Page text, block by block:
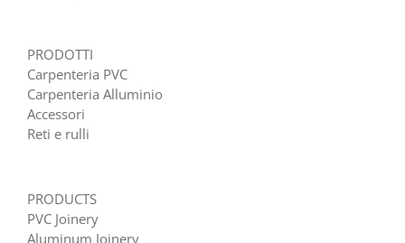
PRODOTTI
Carpenteria PVC
Carpenteria Alluminio
Accessori
Reti e rulli
PRODUCTS
PVC Joinery
Aluminum Joinery